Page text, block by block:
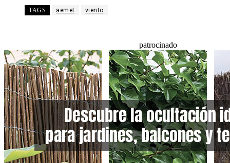
TAGS aemet viento
patrocinado